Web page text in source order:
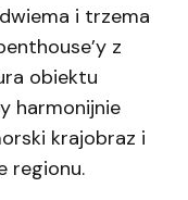
i trzema
z
obiektu
harmonijnie
krajobraz i
regionu.